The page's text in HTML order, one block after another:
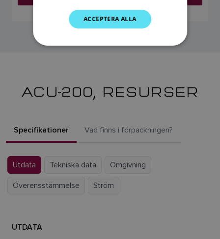
ACU-200, RESURSER
Specifikationer Vad finns i förpackningen?
Utdata Tekniska data Omgivning
Överensstämmelse Ström
UTDATA
DUTCH
ACCEPTERA ALLA